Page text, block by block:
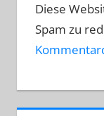
Diese
Spam zu